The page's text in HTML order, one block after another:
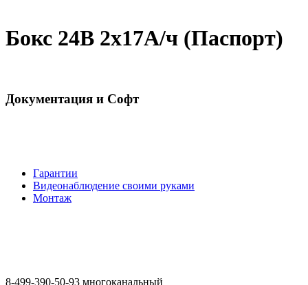
Бокс 24В 2х17А/ч (Паспорт)
Документация и Софт
Гарантии
Видеонаблюдение своими руками
Монтаж
8-499-390-50-93 многоканальный